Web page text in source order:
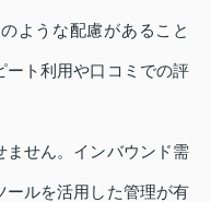
ような配慮があること
ート利用や口コミでの評
ません。インバウンド需
ールを活用した管理が有